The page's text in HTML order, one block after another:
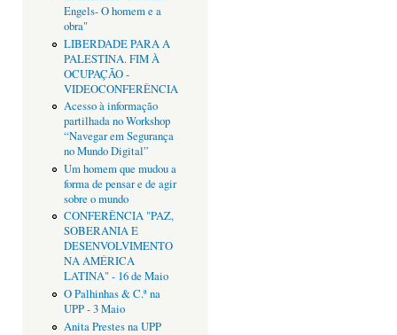
Engels- O homem e a
obra"
LIBERDADE PARA A
PALESTINA. FIM À
OCUPAÇÃO -
VIDEOCONFERÊNCIA
Acesso à informação
partilhada no Workshop
“Navegar em Segurança
no Mundo Digital”
Um homem que mudou a
forma de pensar e de agir
sobre o mundo
CONFERÊNCIA "PAZ,
SOBERANIA E
DESENVOLVIMENTO
NA AMÉRICA
LATINA" - 16 de Maio
O Palhinhas & C.ª na
UPP - 3 Maio
Anita Prestes na UPP